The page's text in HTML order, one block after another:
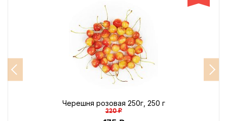
Черешня розовая 250г, 250 г
220 ₽